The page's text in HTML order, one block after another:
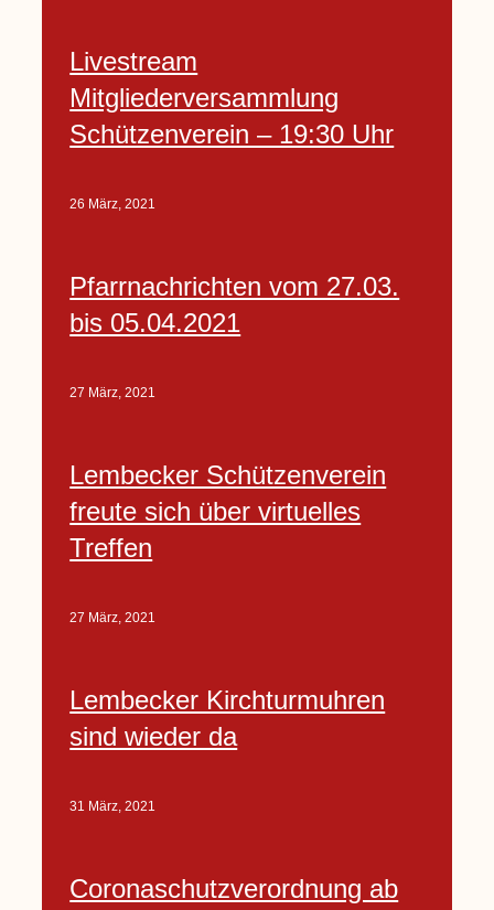
Livestream
Mitgliederversammlung
Schützenverein – 19:30 Uhr
26 März, 2021
Pfarrnachrichten vom 27.03.
bis 05.04.2021
27 März, 2021
Lembecker Schützenverein
freute sich über virtuelles
Treffen
27 März, 2021
Lembecker Kirchturmuhren
sind wieder da
31 März, 2021
Coronaschutzverordnung ab